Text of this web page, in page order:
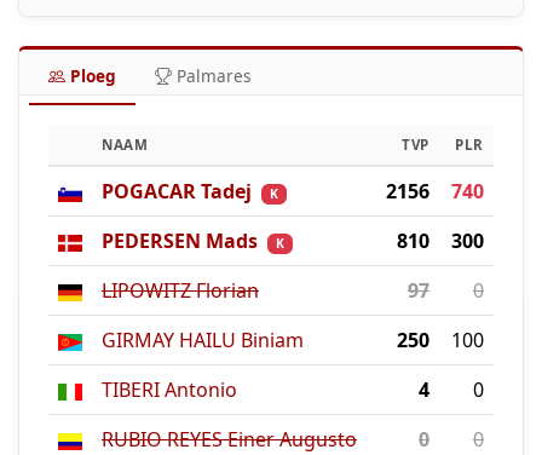
Ploeg Palmares
NAAM TVP PLR
POGACAR Tadej K 2156
740
PEDERSEN Mads
K 810
300
LIPOWITZ Florian
97
0
GIRMAY HAILU Biniam
250
100
TIBERI Antonio
4
0
RUBIO REYES Einer Augusto
0
0